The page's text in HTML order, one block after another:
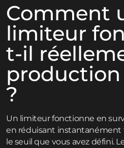
Comment
limiteur
t-il
?
Un limiteur fonctionne en
en réduisant instantanément
le seuil que vous avez défini.